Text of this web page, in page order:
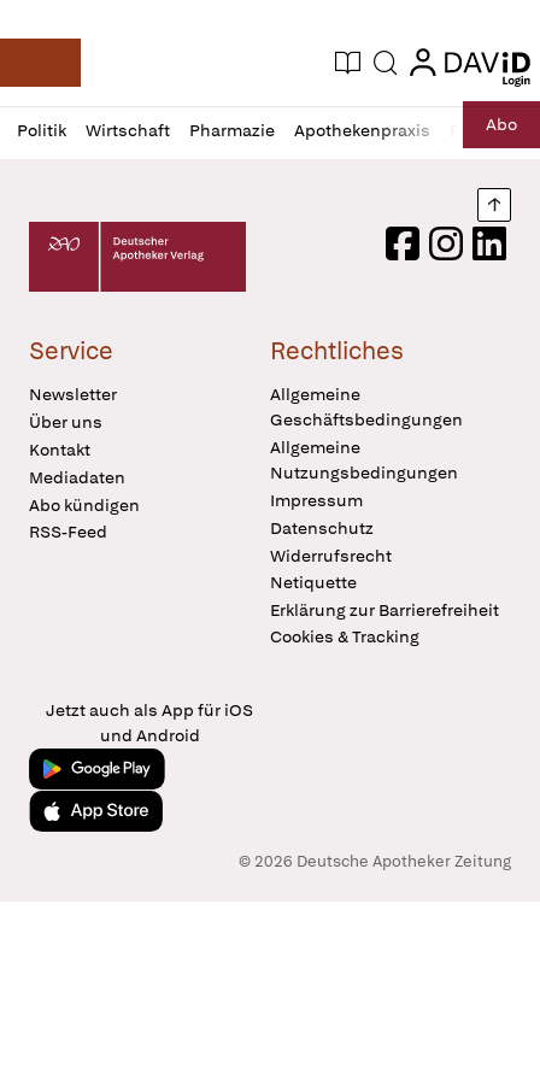
Deutsche Apotheker Zeitung
Aktuelle Ausgabe
Suche login
login
Politik Wirtschaft Pharmazie Apothekenpraxis RechtAbo
Profil
öffnen
Daz
Pur
Deutscher Apotheker Verlag Logo
FacebookInstagram
Service
Newsletter
Über uns
Kontakt
Mediadaten
Abo kündigen
RSS-Feed
Rechtliches
Allgemeine
Geschäftsbedingungen
Allgemeine
Nutzungsbedingungen
Impressum
Datenschutz
Widerrufsrecht
Netiquette
Erklärung zur Barrierefreiheit
Cookies & Tracking
Jetzt auch als App für iOS
und Android
Jetzt bei Google Play
Laden im App Store
© 2026 Deutsche Apotheker Zeitung